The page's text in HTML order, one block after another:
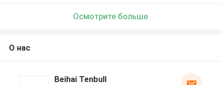
Осмотрите больше
О нас
Beihai Tenbull